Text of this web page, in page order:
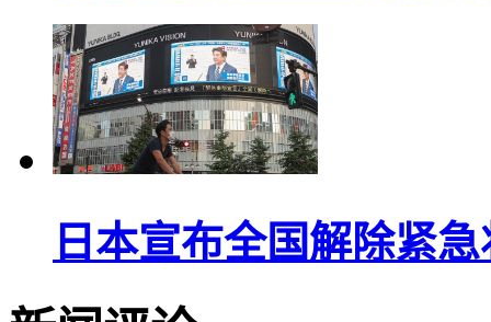
日本宣布全国解除紧